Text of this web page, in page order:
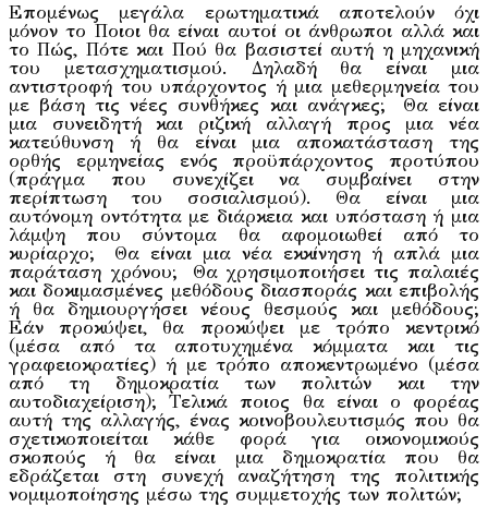
Επομένως μεγάλα ερωτηματικά αποτελούν όχι
μόνον το Ποιοι θα είναι αυτοί οι άνθρωποι αλλά και
το Πώς, Πότε και Πού θα βασιστεί αυτή η μηχανική
του μετασχηματισμού. Δηλαδή θα είναι μια
αντιστροφή του υπάρχοντος ή μια μεθερμηνεία του
με βάση τις νέες συνθήκες και ανάγκες; Θα είναι
μια συνειδητή και ριζική αλλαγή προς μια νέα
κατεύθυνση ή θα είναι μια αποκατάσταση της
ορθής ερμηνείας ενός προϋπάρχοντος προτύπου
(πράγμα που συνεχίζει να συμβαίνει στην
περίπτωση του σοσιαλισμού). Θα είναι μια
αυτόνομη οντότητα με διάρκεια και υπόσταση ή μια
λάμψη που σύντομα θα αφομοιωθεί από το
κυρίαρχο; Θα είναι μια νέα εκκίνηση ή απλά μια
παράταση χρόνου; Θα χρησιμοποιήσει τις παλαιές
και δοκιμασμένες μεθόδους διασποράς και επιβολής
ή θα δημιουργήσει νέους θεσμούς και μεθόδους;
Εάν προκύψει, θα προκύψει με τρόπο κεντρικό
(μέσα από τα αποτυχημένα κόμματα και τις
γραφειοκρατίες) ή με τρόπο αποκεντρωμένο (μέσα
από τη δημοκρατία των πολιτών και την
αυτοδιαχείριση); Τελικά ποιος θα είναι ο φορέας
αυτή της αλλαγής, ένας κοινοβουλευτισμός που θα
σχετικοποιείται κάθε φορά για οικονομικούς
σκοπούς ή θα είναι μια δημοκρατία που θα
εδράζεται στη συνεχή αναζήτηση της πολιτικής
νομιμοποίησης μέσω της συμμετοχής των πολιτών;